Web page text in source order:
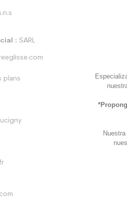
: SARL
plans